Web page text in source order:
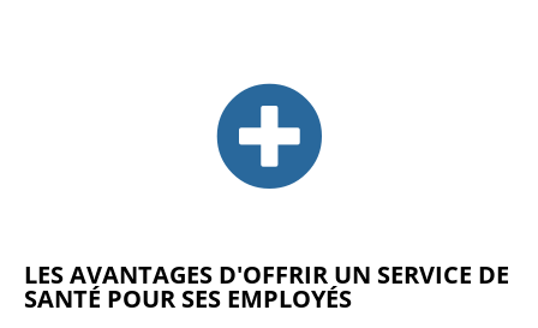
LES AVANTAGES D'OFFRIR UN SERVICE DE
SANTÉ POUR SES EMPLOYÉS